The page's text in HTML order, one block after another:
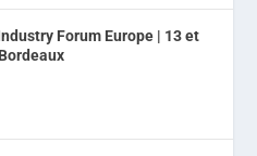
Forum Europe | 13 et